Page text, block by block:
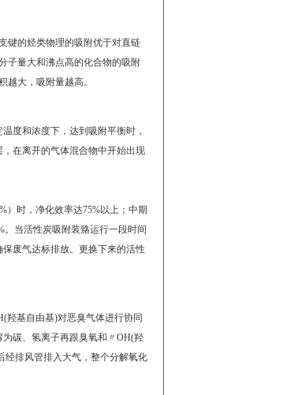
键的烃类物理的吸附优于对直链
子量大和沸点高的化合物的吸附
大，吸附量越高。
度和浓度下，达到吸附平衡时，
在离开的气体混合物中开始出现
）时，净化效率达75%以上；中期
。当活性炭吸附装臵运行一段时间
废气达标排放。更换下来的活性
羟基自由基)对恶臭气体进行协同
碳、氢离子再跟臭氧和〃OH(羟
经排风管排入大气，整个分解氧化